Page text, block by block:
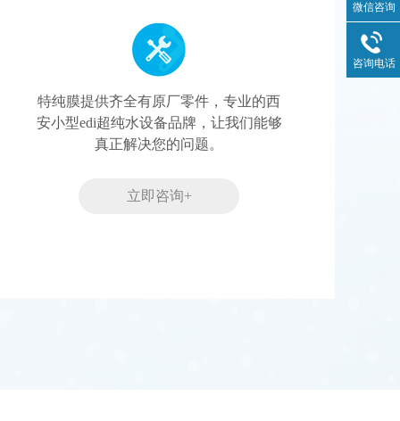
特纯膜提供齐全有原厂零件，专业的西
安小型edi超纯水设备品牌，让我们能够
真正解决您的问题。
立即咨询+
微信咨询
咨询电话